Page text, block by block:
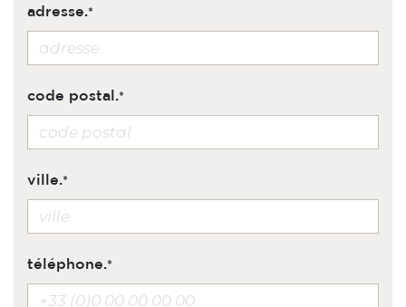
adresse.
code postal.
ville.
téléphone.